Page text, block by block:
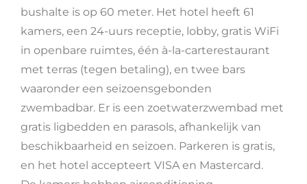
bushalte is op 60 meter. Het hotel heeft 61
kamers, een 24-uurs receptie, lobby, gratis WiFi
in openbare ruimtes, één à-la-carterestaurant
met terras (tegen betaling), en twee bars
waaronder een seizoensgebonden
zwembadbar. Er is een zoetwaterzwembad met
gratis ligbedden en parasols, afhankelijk van
beschikbaarheid en seizoen. Parkeren is gratis,
en het hotel accepteert VISA en Mastercard.